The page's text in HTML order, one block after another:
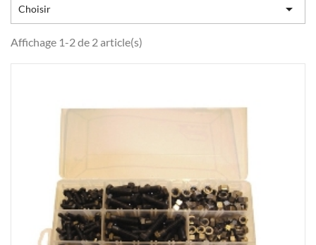
Choisir 
Affichage 1-2 de 2 article(s)